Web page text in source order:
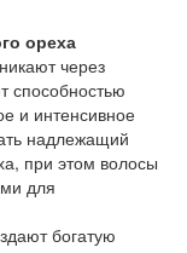
ореха
через
способностью
и интенсивное
надлежащий
при этом волосы
для
богатую